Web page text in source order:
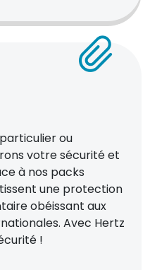
ou
votre sécurité et
à nos packs
une protection
obéissant aux
Avec Hertz
!